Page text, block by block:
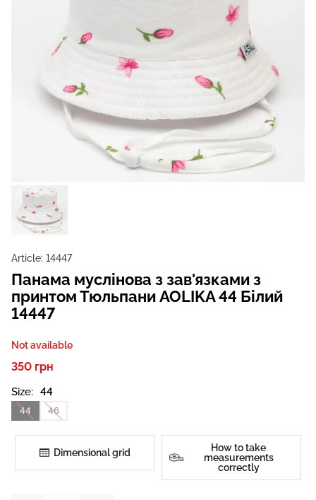
Article: 14447
Панама муслінова з зав'язками з
принтом Тюльпани AOLIKA 44 Білий
14447
Not available
350 грн
Size: 44
44 46
Dimensional grid
How to take
measurements
correctly